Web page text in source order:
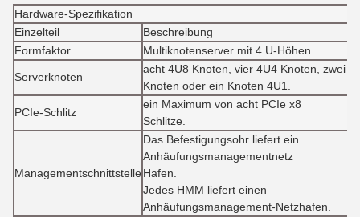
Hardware-Spezifikation
Einzelteil
Beschreibung
Formfaktor
Multiknotenserver mit 4 U-Höhen
Serverknoten
acht 4U8 Knoten, vier 4U4 Knoten, zwei
Knoten oder ein Knoten 4U1.
PCIe-Schlitz
ein Maximum von acht PCIe x8
Schlitze.
Managementschnittstelle
Das Befestigungsohr liefert ein
Anhäufungsmanagementnetz
Hafen.
Jedes HMM liefert einen
Anhäufungsmanagement-Netzhafen.